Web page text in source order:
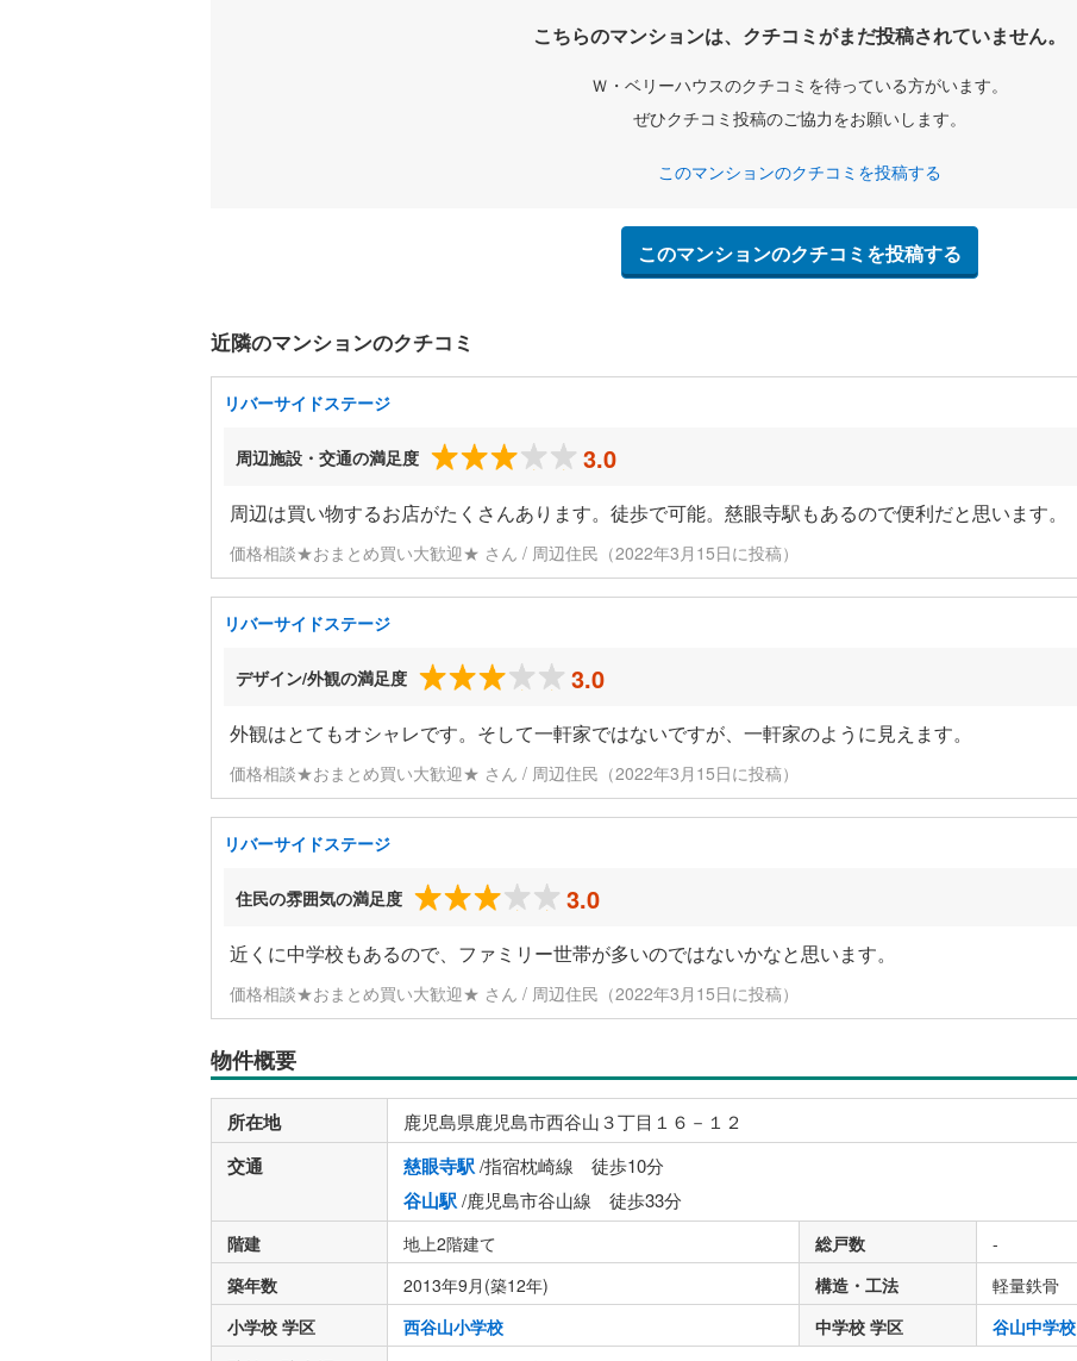
こちらのマンションは、クチコミがまだ投稿されていません。
Ｗ・ベリーハウスのクチコミを待っている方がいます。
ぜひクチコミ投稿のご協力をお願いします。
このマンションのクチコミを投稿する
このマンションのクチコミを投稿する
近隣のマンションのクチコミ
リバーサイドステージ
周辺施設・交通の満足度 3.0
周辺は買い物するお店がたくさんあります。徒歩で可能。慈眼寺駅もあるので便利だと思います。
価格相談★おまとめ買い大歓迎★ さん / 周辺住民（2022年3月15日に投稿）
リバーサイドステージ
デザイン/外観の満足度 3.0
外観はとてもオシャレです。そして一軒家ではないですが、一軒家のように見えます。
価格相談★おまとめ買い大歓迎★ さん / 周辺住民（2022年3月15日に投稿）
リバーサイドステージ
住民の雰囲気の満足度 3.0
近くに中学校もあるので、ファミリー世帯が多いのではないかなと思います。
価格相談★おまとめ買い大歓迎★ さん / 周辺住民（2022年3月15日に投稿）
物件概要
所在地 鹿児島県鹿児島市西谷山３丁目１６－１２
交通 慈眼寺駅/指宿枕崎線 徒歩10分
谷山駅/鹿児島市谷山線 徒歩33分
階建 地上2階建て 総戸数
-
築年数
2013年9月(築12年) 構造・工法
軽量鉄骨
小学校 学区
西谷山小学校 中学校 学区 谷山中学校